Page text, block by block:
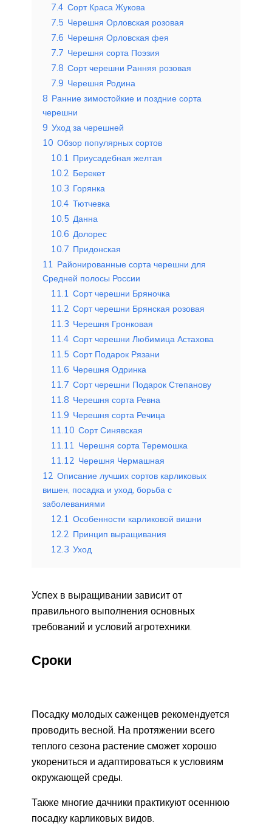
7.4 Сорт Краса Жукова
7.5 Черешня Орловская розовая
7.6 Черешня Орловская фея
7.7 Черешня сорта Поэзия
7.8 Сорт черешни Ранняя розовая
7.9 Черешня Родина
8 Ранние зимостойкие и поздние сорта
черешни
9 Уход за черешней
10 Обзор популярных сортов
10.1 Приусадебная желтая
10.2 Берекет
10.3 Горянка
10.4 Тютчевка
10.5 Данна
10.6 Долорес
10.7 Придонская
11 Районированные сорта черешни для
Средней полосы России
11.1 Сорт черешни Бряночка
11.2 Сорт черешни Брянская розовая
11.3 Черешня Гронковая
11.4 Сорт черешни Любимица Астахова
11.5 Сорт Подарок Рязани
11.6 Черешня Одринка
11.7 Сорт черешни Подарок Степанову
11.8 Черешня сорта Ревна
11.9 Черешня сорта Речица
11.10 Сорт Синявская
11.11 Черешня сорта Теремошка
11.12 Черешня Чермашная
12 Описание лучших сортов карликовых
вишен, посадка и уход, борьба с
заболеваниями
12.1 Особенности карликовой вишни
12.2 Принцип выращивания
12.3 Уход
Успех в выращивании зависит от
правильного выполнения основных
требований и условий агротехники.
Сроки
Посадку молодых саженцев рекомендуется
проводить весной. На протяжении всего
теплого сезона растение сможет хорошо
укорениться и адаптироваться к условиям
окружающей среды.
Также многие дачники практикуют осеннюю
посадку карликовых видов.